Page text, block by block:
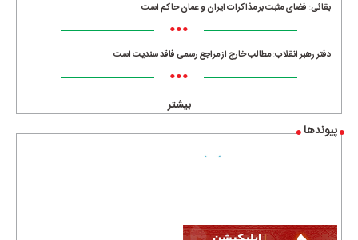
بقائی: فضای مثبت بر مذاکرات ایران و عمان حاکم است
•••
دفتر رهبر انقلاب: مطالب خارج از مراجع رسمی فاقد سندیت است
•••
بیشتر
پیوندها